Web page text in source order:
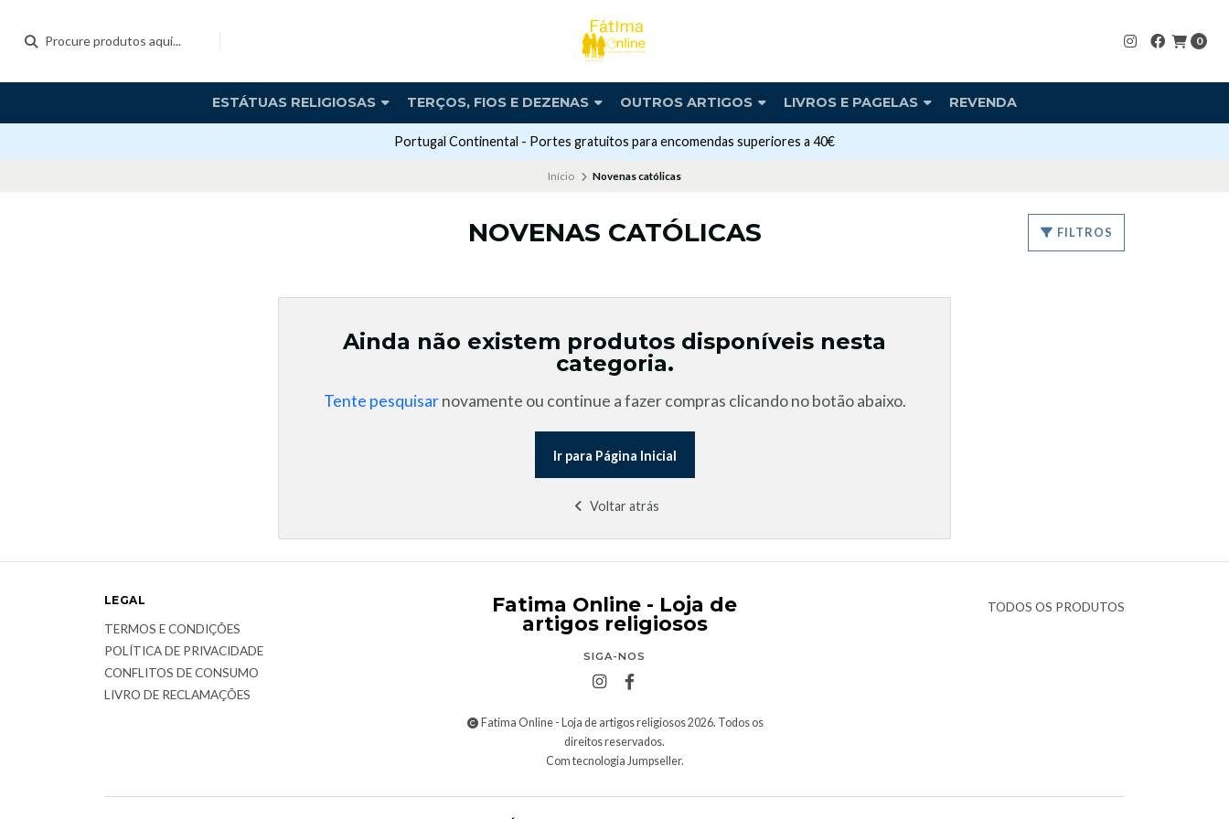
0
ESTÁTUAS RELIGIOSAS TERÇOS, FIOS E DEZENAS OUTROS ARTIGOS LIVROS E PAGELAS REVENDA
Portugal Continental - Portes gratuitos para encomendas superiores a 40€
Início Novenas católicas
NOVENAS CATÓLICAS FILTROS
Ainda não existem produtos disponíveis nesta
categoria.
Tente pesquisarnovamente ou continue a fazer compras clicando no botão abaixo.
Ir para Página Inicial
Voltar atrás
Fatima Online - Loja de
artigos religiosos
SIGA-NOS
Fatima Online - Loja de artigos religiosos 2026. Todos os
direitos reservados.
Com tecnologia Jumpseller.
LEGAL
TERMOS E CONDIÇÕES
POLÍTICA DE PRIVACIDADE
CONFLITOS DE CONSUMO
LIVRO DE RECLAMAÇÕES
TODOS OS PRODUTOS